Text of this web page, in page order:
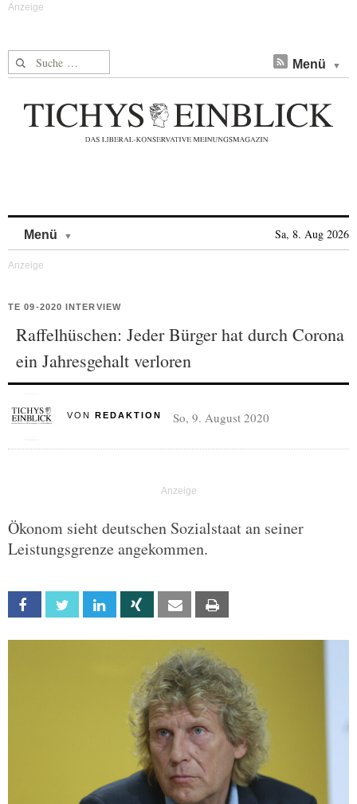
Suche nach: Menü
Menü Sa, 8. Aug 2026
TE 09-2020 INTERVIEW
Raffelhüschen: Jeder Bürger hat durch Corona
ein Jahresgehalt verloren
VON REDAKTION So, 9. August 2020
Ökonom sieht deutschen Sozialstaat an seiner
Leistungsgrenze angekommen.
Facebook Twitter Linkedin Xing Email